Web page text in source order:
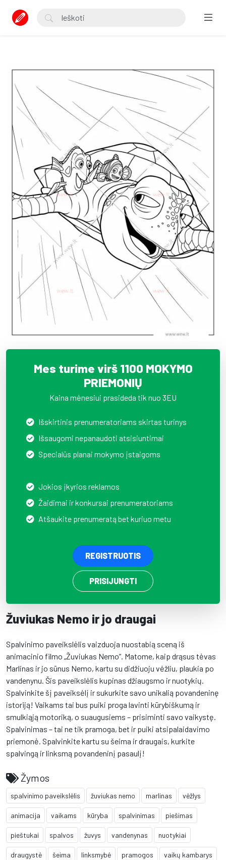
Mes turime virš 1100 MOKYMO
PRIEMONIŲ
Kaina mėnesiui prasideda tik nuo 3EU
Išskirtinis prenumeratoriams skirtas turinys
Išsaugomi nepanaudoti atsisiuntimai
Specialūs planai mokymo įstaigoms
Jokios įkyrios reklamos
Žaidimai ir konkursai prenumeratoriams
Atšaukite prenumeratą bet kuriuo metu
REGISTRUOTIS
PRISIJUNGTI
Žuviukas Nemo ir jo draugai
Spalvinimo paveikslėlis vaizduoja nuostabią sceną iš
animacinio filmo „Žuviukas Nemo“. Matome, kaip drąsus tėvas
Marlinas ir jo sūnus Nemo, kartu su didžiuoju vėžliu, plaukia po
vandenynu. Šis paveikslėlis kupinas džiaugsmo ir nuotykių.
Spalvinkite šį paveiksėlį ir sukurkite savo unikalią povandeninę
istoriją! Vaikams tai bus puiki proga lavinti kūrybiškumą ir
smulkiąją motoriką, o suaugusiems – prisiminti savo vaikystę.
Spalvinimas – tai ne tik pramoga, bet ir puiki atsipalaidavimo
priemonė. Spalvinkite kartu su šeima ir draugais, kurkite
spalvingą ir linksmą povandeninį pasaulį!
Žymos
spalvinimo paveikslėlis žuviukas nemo marlinas vėžlys
animacija vaikams kūryba spalvinimas piešimas
pieštukai spalvos žuvys vandenynas nuotykiai
draugystė šeima linksmybė pramogos vaikų kambarys